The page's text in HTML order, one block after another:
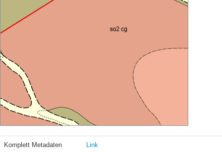
Komplett Metadaten Link